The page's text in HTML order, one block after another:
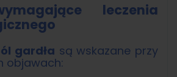
leczenia
gardła są wskazane przy
objawach: